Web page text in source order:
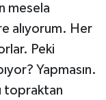
mesela
alıyorum. Her
Peki
Yapmasın.
topraktan